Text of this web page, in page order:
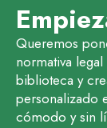
Queremos
normativa
biblioteca y
personalizado
cómodo y sin